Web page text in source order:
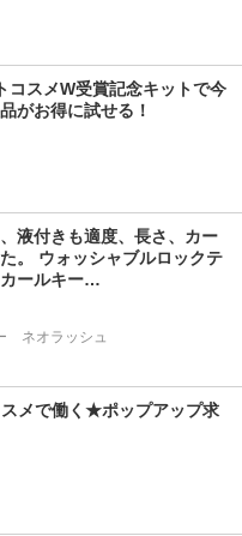
コスメW受賞記念キットで今
がお得に試せる！
液付きも適度、長さ、カー
。 ウォッシャブルロックテ
ールキー…
　ネオラッシュ
メで働く★ポップアップ求